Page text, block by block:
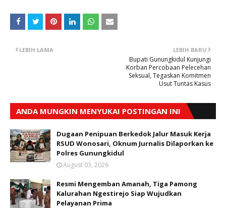
LEBIH BARU
Bupati Gunungkidul Kunjungi
Korban Percobaan Pelecehan
Seksual, Tegaskan Komitmen
Usut Tuntas Kasus
LEBIH LAMA
ANDA MUNGKIN MENYUKAI POSTINGAN INI
Dugaan Penipuan Berkedok Jalur Masuk Kerja
RSUD Wonosari, Oknum Jurnalis Dilaporkan ke
Polres Gunungkidul
August 03, 2026
Resmi Mengemban Amanah, Tiga Pamong
Kalurahan Ngestirejo Siap Wujudkan
Pelayanan Prima